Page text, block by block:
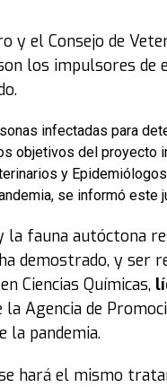
y el Consejo de
los impulsores de
infectadas para
objetivos del proyecto
y
se informó este
fauna autóctona
demostrado, y ser
Ciencias Químicas,
Agencia de
la pandemia.
hará el mismo